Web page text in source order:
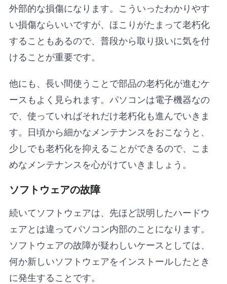
外部的な損傷になります。こういったわかりやす
い損傷ならいいですが、ほこりがたまって老朽化
することもあるので、普段から取り扱いに気を付
けることが重要です。
他にも、長い間使うことで部品の老朽化が進むケ
ースもよく見られます。パソコンは電子機器なの
で、使っていればそれだけ老朽化も進んでいきま
す。日頃から細かなメンテナンスをおこなうと、
少しでも老朽化を抑えることができるので、こま
めなメンテナンスを心がけていきましょう。
ソフトウェアの故障
続いてソフトウェアは、先ほど説明したハードウ
ェアとは違ってパソコン内部のことになります。
ソフトウェアの故障が疑わしいケースとしては、
何か新しいソフトウェアをインストールしたとき
に発生することです。